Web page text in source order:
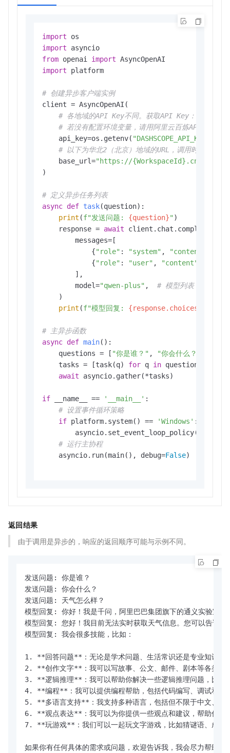
import
import
from openai import
import platform
# 创建异步客户端实例
client = AsyncOpenAI(
# 各地域的API Key不同。获取API Key：
# 若没有配置环境变量，请用阿里云百炼API Key
    api_key=os.getenv(
"DASHSCOPE_API_KEY"
# 以下为华北2（北京）地域的URL，调用时请将
    base_url=
"https://{WorkspaceId}.cn-
)
# 定义异步任务列表
async def task(question):
print (f"发送问题: {question}" )
    response =
await
        messages=[
            {
"role" : "system" , "content"
            {
"role" : "user" , "content"
        ],
        model=
"qwen-plus" , # 模型列表：
    )
print (f"模型回复: {response.choices[
# 主异步函数
async def main():
    questions = [
"你是谁？" , "你会什么？"
    tasks = [task(q)
for q in questions]
await asyncio.gather(*tasks)
if __name__ == '__main__' :
# 设置事件循环策略
if platform.system() == 'Windows' :
# 运行主协程
    asyncio.run(main(), debug=
False)
返回结果
由于调用是异步的，响应的返回顺序可能与示例不同。
发送问题: 你是谁？
发送问题: 你会什么？
发送问题: 天气怎么样？
模型回复: 你好！我是千问，阿里巴巴集团旗下的通义实验室自
模型回复: 您好！我目前无法实时获取天气信息。您可以告诉
模型回复: 我会很多技能，比如：
1. **回答问题**：无论是学术问题、生活常识还是专业知识，
2. **创作文字**：我可以写故事、公文、邮件、剧本等各类文
3. **逻辑推理**：我可以帮助你解决一些逻辑推理问题，比如
4. **编程**：我可以提供编程帮助，包括代码编写、调试和优
5. **多语言支持**：我支持多种语言，包括但不限于中文、英
6. **观点表达**：我可以为你提供一些观点和建议，帮助你做
7. **玩游戏**：我们可以一起玩文字游戏，比如猜谜语、成语
如果你有任何具体的需求或问题，欢迎告诉我，我会尽力帮助你